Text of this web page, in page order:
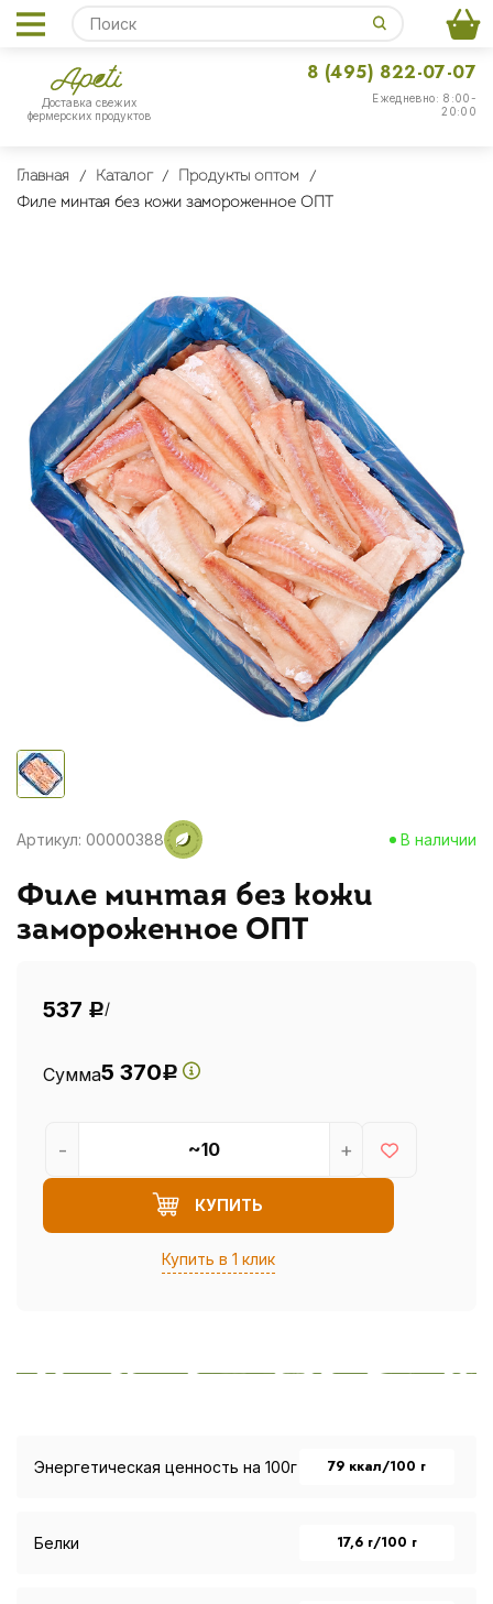
Доставка свежих
фермерских продуктов
Ежедневно: 8:00-
20:00
8 (495) 822-07-07
Главная Каталог
Продукты оптом
Филе минтая без кожи замороженное ОПТ
Артикул: 00000388 В наличии
Филе минтая без кожи
замороженное ОПТ
537 Р/
Сумма5 370Р
КУПИТЬ
Купить в 1 клик
- +
Энергетическая ценность на 100г 79 ккал/100 г
Белки 17,6 г/100 г